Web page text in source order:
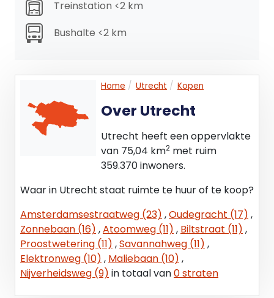
doodgravers en aansprekers. Bekende huisnamen
waren “de drie zeyssen", “de vergulde doodkist" en
“de benauwde werelt". In de 19e eeuw vonden
achterterrein steeds meer vorm kreeg.
Bouwfase 0 – 1913:
Remise van de rooms-katholieke Begrafenis
Vereniging. Het huidige hoofdgebouw werd
gebouwd als tweebeukige loods voor de stalling
van lijkkoetsen. Hiervoor werden twee huisjes aan
erf te maken. Kenmerken: bakstenen loods met
zadeldak, gemetselde erfafscheiding met hek, en
aanbouwen voor wasplaats en opslag.
Bouwfase 1 – Na 1979: Smederij en
constructiewerkplaats Attevelt
Na buitengebruikstelling als remise werd het
Treinstation <2 km
Bushalte <2 km
Home Utrecht Kopen
Over Utrecht
Utrecht heeft een oppervlakte
van 75,04 km2 met ruim
359.370 inwoners.
Waar in Utrecht staat ruimte te huur of te koop?
Amsterdamsestraatweg (23) ,Oudegracht (17) ,
Zonnebaan (16) ,Atoomweg (11) , Biltstraat (11) ,
Proostwetering (11) ,Savannahweg (11) ,
Elektronweg (10) , Maliebaan (10) ,
Nijverheidsweg (9) in totaal van0 straten